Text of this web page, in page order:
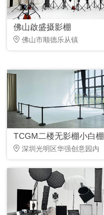
佛山啟盛摄影棚
佛山市顺德乐从镇
TCGM二楼无影棚小白棚
深圳光明区华强创意园内